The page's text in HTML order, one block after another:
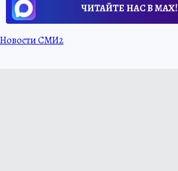
ЧИТАЙТЕ НАС В МАХ!
Новости СМИ2